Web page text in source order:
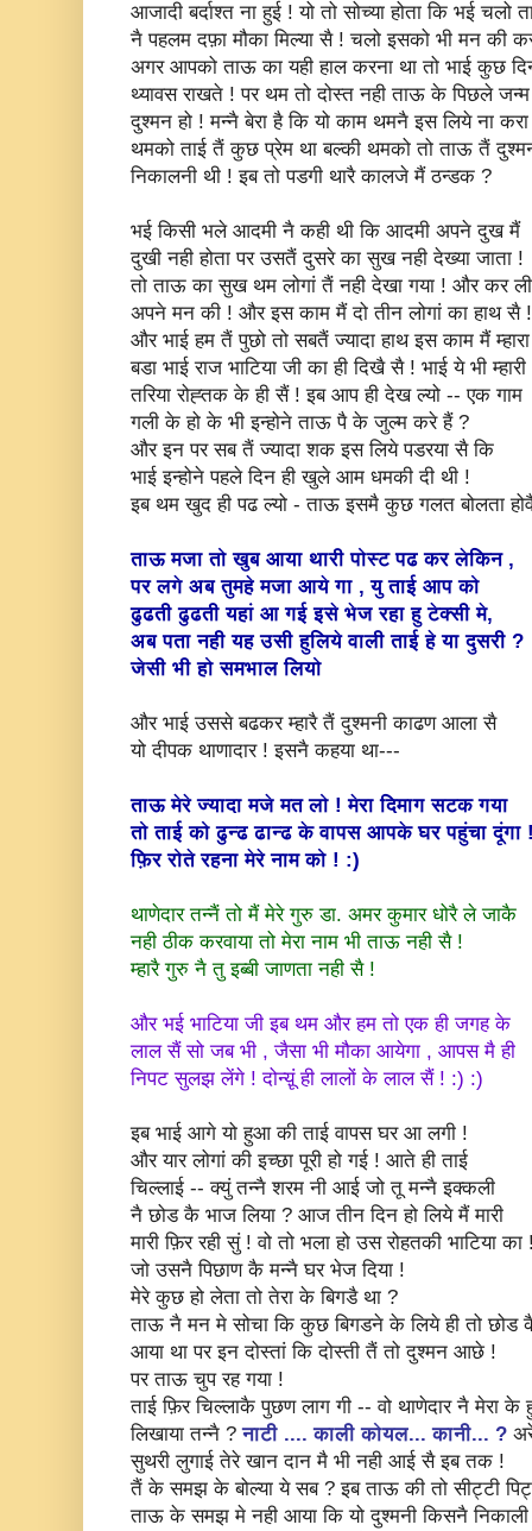
आजादी बर्दाश्त ना हुई ! यो तो सोच्या होता कि भई चलो
नै पहलम दफ़ा मौका मिल्या सै ! चलो इसको भी मन की
अगर आपको ताऊ का यही हाल करना था तो भाई कुछ
थ्यावस राखते ! पर थम तो दोस्त नही ताऊ के पिछले
दुश्मन हो ! मन्नै बेरा है कि यो काम थमनै इस लिये ना
थमको ताई तैं कुछ प्रेम था बल्की थमको तो ताऊ तैं
निकालनी थी ! इब तो पडगी थारै कालजे मैं ठन्डक ?
भई किसी भले आदमी नै कही थी कि आदमी अपने दुख मैं
दुखी नही होता पर उसतैं दुसरे का सुख नही देख्या जाता !
तो ताऊ का सुख थम लोगां तैं नही देखा गया ! और कर ली
अपने मन की ! और इस काम मैं दो तीन लोगां का हाथ सै !
और भाई हम तैं पुछो तो सबतैं ज्यादा हाथ इस काम मैं म्हारा
बडा भाई राज भाटिया जी का ही दिखै सै ! भाई ये भी म्हारी
तरिया रोह्तक के ही सैं ! इब आप ही देख ल्यो -- एक गाम
गली के हो के भी इन्होने ताऊ पै के जुल्म करे हैं ?
और इन पर सब तैं ज्यादा शक इस लिये पडरया सै कि
भाई इन्होने पहले दिन ही खुले आम धमकी दी थी !
इब थम खुद ही पढ ल्यो - ताऊ इसमै कुछ गलत बोलता
ताऊ मजा तो खुब आया थारी पोस्ट पढ कर लेकिन ,
पर लगे अब तुमहे मजा आये गा , यु ताई आप को
ढुढती ढुढती यहां आ गई इसे भेज रहा हु टेक्सी मे,
अब पता नही यह उसी हुलिये वाली ताई हे या दुसरी ?
जेसी भी हो समभाल लियो
और भाई उससे बढकर म्हारै तैं दुश्मनी काढण आला सै
यो दीपक थाणादार ! इसनै कहया था---
ताऊ मेरे ज्यादा मजे मत लो ! मेरा दिमाग सटक गया
तो ताई को ढुन्ढ ढान्ढ के वापस आपके घर पहुंचा दूंगा
फ़िर रोते रहना मेरे नाम को ! :)
थाणेदार तन्नैं तो मैं मेरे गुरु डा. अमर कुमार धोरै ले जाकै
नही ठीक करवाया तो मेरा नाम भी ताऊ नही सै !
म्हारै गुरु नै तु इब्बी जाणता नही सै !
और भई भाटिया जी इब थम और हम तो एक ही जगह के
लाल सैं सो जब भी , जैसा भी मौका आयेगा , आपस मै ही
निपट सुलझ लेंगे ! दोन्य़ूं ही लालों के लाल सैं ! :) :)
इब भाई आगे यो हुआ की ताई वापस घर आ लगी !
और यार लोगां की इच्छा पूरी हो गई ! आते ही ताई
चिल्लाई -- क्युं तन्नै शरम नी आई जो तू मन्नै इक्कली
नै छोड कै भाज लिया ? आज तीन दिन हो लिये मैं मारी
मारी फ़िर रही सुं ! वो तो भला हो उस रोहतकी भाटिया का
जो उसनै पिछाण कै मन्नै घर भेज दिया !
मेरे कुछ हो लेता तो तेरा के बिगडै था ?
ताऊ नै मन मे सोचा कि कुछ बिगडने के लिये ही तो छोड
आया था पर इन दोस्तां कि दोस्ती तैं तो दुश्मन आछे !
पर ताऊ चुप रह गया !
ताई फ़िर चिल्लाकै पुछण लाग गी -- वो थाणेदार नै मेरा के
लिखाया तन्नै ?नाटी .... काली कोयल... कानी... ?
सुथरी लुगाई तेरे खान दान मै भी नही आई सै इब तक !
तैं के समझ के बोल्या ये सब ? इब ताऊ की तो सीट्टी
ताऊ के समझ मे नही आया कि यो दुश्मनी किसनै